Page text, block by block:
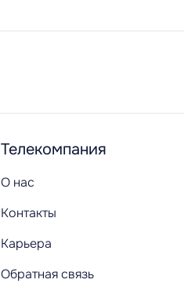
Телекомпания
О нас
Контакты
Карьера
Обратная связь